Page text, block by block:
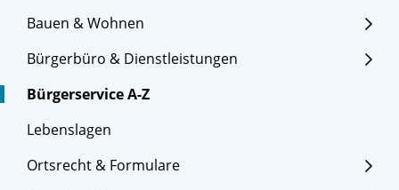
Bauen & Wohnen
Bürgerbüro & Dienstleistungen
Bürgerservice A-Z
Lebenslagen
Ortsrecht & Formulare